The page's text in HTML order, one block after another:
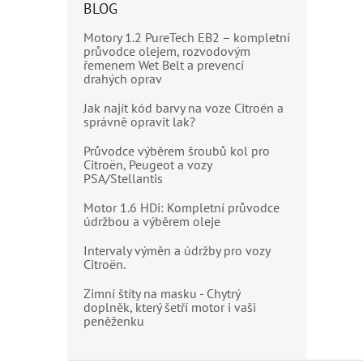
BLOG
Motory 1.2 PureTech EB2 – kompletní
průvodce olejem, rozvodovým
řemenem Wet Belt a prevencí
drahých oprav
Jak najít kód barvy na voze Citroën a
správně opravit lak?
Průvodce výběrem šroubů kol pro
Citroën, Peugeot a vozy
PSA/Stellantis
Motor 1.6 HDi: Kompletní průvodce
údržbou a výběrem oleje
Intervaly výměn a údržby pro vozy
Citroën.
Zimní štíty na masku - Chytrý
doplněk, který šetří motor i vaši
peněženku